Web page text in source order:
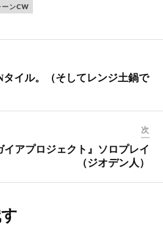
ーンCW
タイル。（そしてレンジ土鍋で
次
イアプロジェクト』ソロプレイ
（ジオデン人）